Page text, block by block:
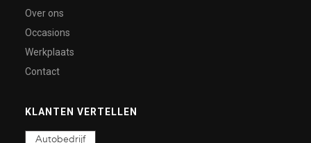
Over ons
Occasions
Werkplaats
Contact
KLANTEN VERTELLEN
Autobedrijf